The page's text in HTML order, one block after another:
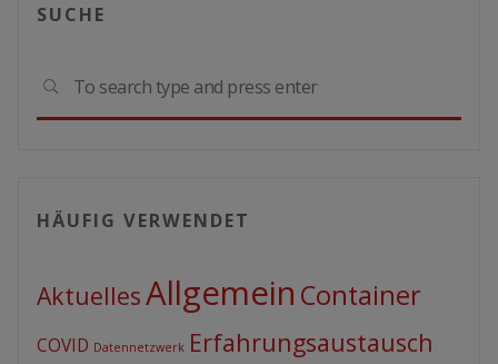
SUCHE
SEARCH
HÄUFIG VERWENDET
AktuellesAllgemein Container
COVID Datennetzwerk Erfahrungsaustausch